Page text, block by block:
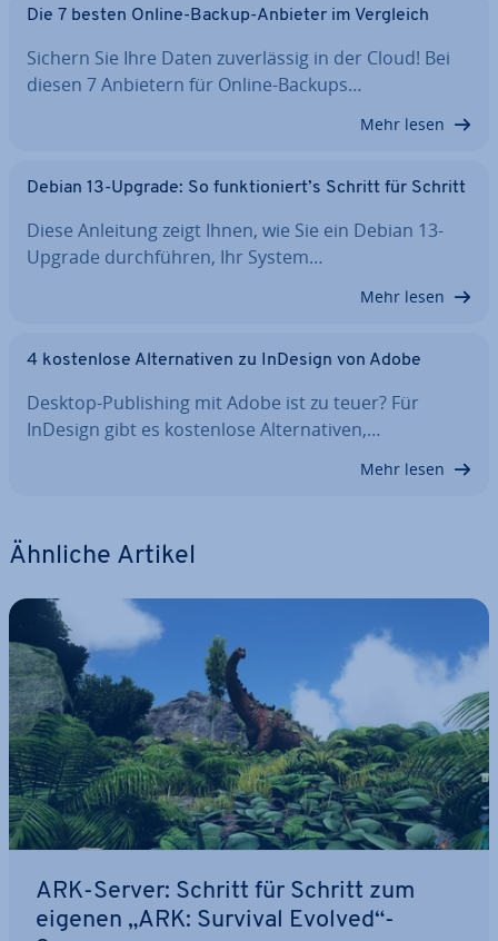
Die 7 besten Online-Backup-Anbieter im Vergleich
Sichern Sie Ihre Daten zu­ver­läs­sig in der Cloud! Bei
diesen 7 Anbietern für Online-Backups…
Mehr lesen
Debian 13-Upgrade: So funk­tio­niert’s Schritt für Schritt
Diese Anleitung zeigt Ihnen, wie Sie ein Debian 13-
Upgrade durch­füh­ren, Ihr System…
Mehr lesen
4 kos­ten­lo­se Al­ter­na­ti­ven zu InDesign von Adobe
Desktop-Pu­bli­shing mit Adobe ist zu teuer? Für
InDesign gibt es kos­ten­lo­se Al­ter­na­ti­ven,…
Mehr lesen
Ähnliche Artikel
ARK-Server: Schritt für Schritt zum
eigenen „ARK: Survival Evolved“-